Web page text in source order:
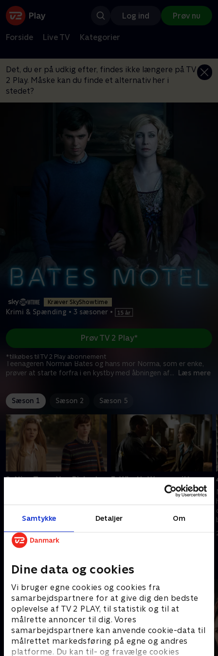
Samtykke Detaljer Om
Dine data og cookies
Vi bruger egne cookies og cookies fra
samarbejdspartnere for at give dig den bedste
oplevelse af TV 2 PLAY, til statistik og til at
målrette annoncer til dig. Vores
samarbejdspartnere kan anvende cookie-data til
målrettet markedsføring på egne og andres
platforme. Du kan til- og fravælge cookies
Log ind Prøv nu
Forside Live TV Kategorier
Det, du er på udkig efter, findes ikke længere på TV
2 Play. Måske kan du finde et alternativ her i
stedet?
Kræver SkyShowtime
Krimi & Spænding • 3 sæsoner •
Teenageren Norman Bates og hans mor Norma, som er enke,
prøver at starte forfra i en kystby med åbningen af... Læs mere
Prøv TV 2 Play*
*tilkøbes til TV 2 Play abonnement
Sæson 1 Sæson 2 Sæson 5
2. Nice Town You Picked,
bliver draget ind i
Pine Bay.
20. september 2022 • 41 min
3. What's Wrong with
chokerende opdagelse.
20. september 2022 • 41 min
Andre så også